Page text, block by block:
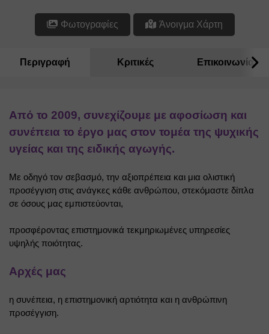
Φωτογραφίες Άνοιγμα Χάρτη
Περιγραφή Κριτικές Επικοινωνία
Από το 2009, συνεχίζουμε με αφοσίωση και
συνέπεια το έργο μας στον τομέα της ψυχικής
υγείας και της ειδικής αγωγής.
Με οδηγό τον σεβασμό, την αξιοπρέπεια και μια ολιστική
προσέγγιση στις ανάγκες κάθε ανθρώπου, στεκόμαστε δίπλα
σε όσους μας εμπιστεύονται,
προσφέροντας επιστημονικά τεκμηριωμένες υπηρεσίες
υψηλής ποιότητας.
Αρχές μας
η συνέπεια, η επιστημονική αρτιότητα και η ανθρώπινη
προσέγγιση.